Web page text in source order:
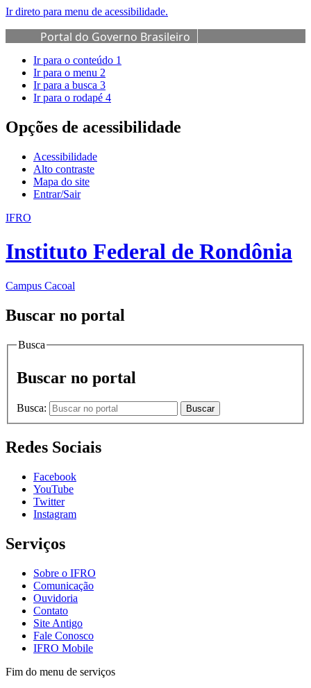
Ir direto para menu de acessibilidade.
Portal do Governo Brasileiro
Ir para o conteúdo 1
Ir para o menu 2
Ir para a busca 3
Ir para o rodapé 4
Opções de acessibilidade
Acessibilidade
Alto contraste
Mapa do site
Entrar/Sair
IFRO
Instituto Federal de Rondônia
Campus Cacoal
Buscar no portal
Busca
Buscar no portal
Busca: Buscar
Redes Sociais
Facebook
YouTube
Twitter
Instagram
Serviços
Sobre o IFRO
Comunicação
Ouvidoria
Contato
Site Antigo
Fale Conosco
IFRO Mobile
Fim do menu de serviços